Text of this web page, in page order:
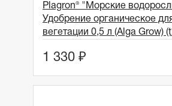
Plagron® "Морские
Удобрение органическое
вегетации 0,5 л (Alga Grow)
1 330 ₽